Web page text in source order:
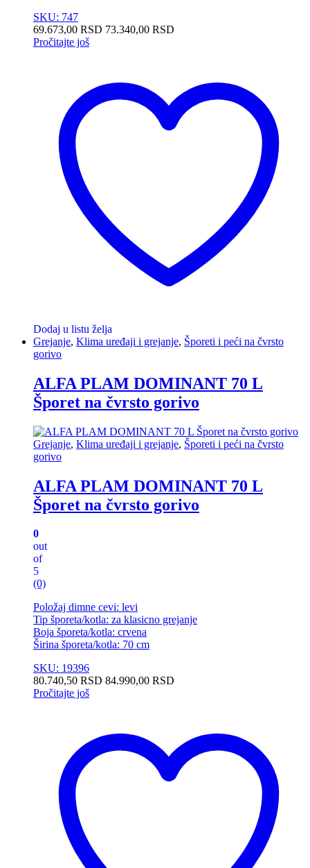
SKU: 747
69.673,00 RSD 73.340,00 RSD
Pročitajte još
Dodaj u listu želja
Grejanje, Klima uređaji i grejanje, Šporeti i peći na čvrsto
gorivo
ALFA PLAM DOMINANT 70 L
Šporet na čvrsto gorivo
Grejanje, Klima uređaji i grejanje, Šporeti i peći na čvrsto
gorivo
ALFA PLAM DOMINANT 70 L
Šporet na čvrsto gorivo
0
out
of
5
(0)
Položaj dimne cevi: levi
Tip šporeta/kotla: za klasicno grejanje
Boja šporeta/kotla: crvena
Širina šporeta/kotla: 70 cm
SKU: 19396
80.740,50 RSD 84.990,00 RSD
Pročitajte još